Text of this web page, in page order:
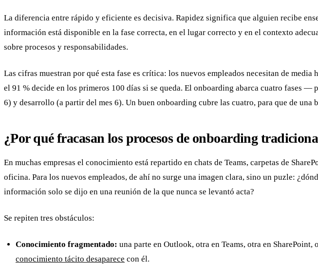
La diferencia entre rápido y eficiente es decisiva. Rapidez significa que alguien recibe
información está disponible en la fase correcta, en el lugar correcto y en el contexto
sobre procesos y responsabilidades.
Las cifras muestran por qué esta fase es crítica: los nuevos empleados necesitan de
el 91 % decide en los primeros 100 días si se queda. El onboarding abarca cuatro fases
6) y desarrollo (a partir del mes 6). Un buen onboarding cubre las cuatro, para que de
¿Por qué fracasan los procesos de onboarding
En muchas empresas el conocimiento está repartido en chats de Teams, carpetas de
oficina. Para los nuevos empleados, de ahí no surge una imagen clara, sino un puzle:
información solo se dijo en una reunión de la que nunca se levantó acta?
Se repiten tres obstáculos:
Conocimiento fragmentado: una parte en Outlook, otra en Teams, otra en
conocimiento tácito desaparece con él.